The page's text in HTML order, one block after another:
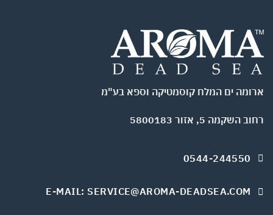
ים המלח קוסמטיקה וספא בע"מ
5, אזור 5800183
0544-244550
E-MAIL: SERVICE@AROMA-DEADSEA.COM